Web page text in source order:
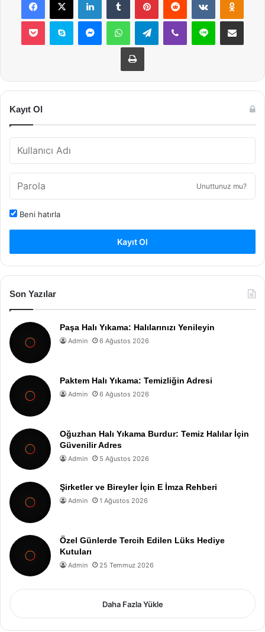
Pocket Skype MessengerWhatsAppTelegramViber Line E-Posta ile
Yazdır
Kayıt Ol
Unuttunuz mu?
Beni hatırla
Kayıt Ol
Son Yazılar
Paşa Halı Yıkama: Halılarınızı Yenileyin
Admin 6 Ağustos 2026
Paktem Halı Yıkama: Temizliğin Adresi
Admin 6 Ağustos 2026
Oğuzhan Halı Yıkama Burdur: Temiz Halılar İçin
Güvenilir Adres
Admin 5 Ağustos 2026
Şirketler ve Bireyler İçin E İmza Rehberi
Admin 1 Ağustos 2026
Özel Günlerde Tercih Edilen Lüks Hediye
Kutuları
Admin 25 Temmuz 2026
Daha Fazla Yükle